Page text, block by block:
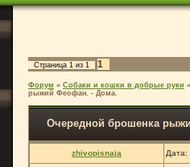
Страница 1 из 1 1
Форум » Собаки и кошки в добрые руки »
рыжий Феофан. - Дома.
Очередной брошенка
zhivopisnaja